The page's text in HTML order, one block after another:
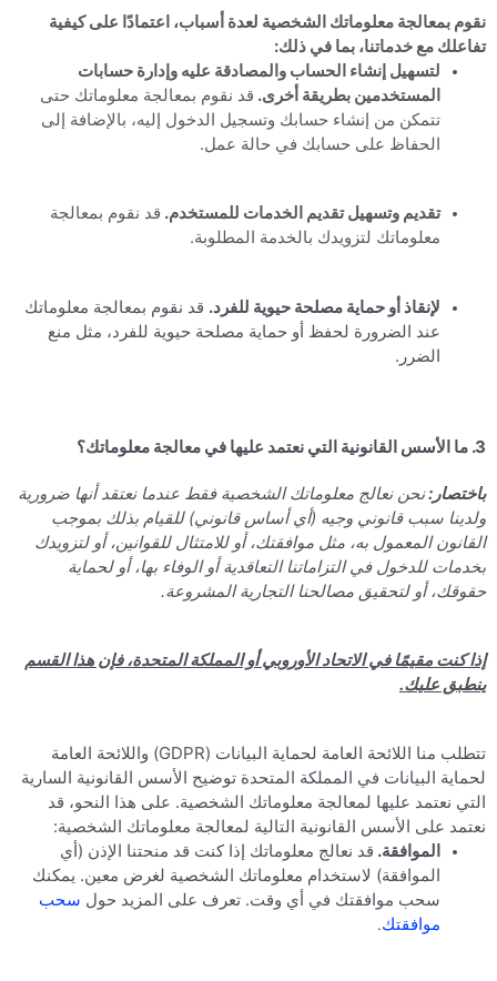
نقوم بمعالجة معلوماتك الشخصية لعدة أسباب، اعتمادًا على كيفية
تفاعلك مع خدماتنا، بما في ذلك:
لتسهيل إنشاء الحساب والمصادقة عليه وإدارة حسابات
المستخدمين بطريقة أخرى. قد نقوم بمعالجة معلوماتك حتى
تتمكن من إنشاء حسابك وتسجيل الدخول إليه، بالإضافة إلى
الحفاظ على حسابك في حالة عمل.
تقديم وتسهيل تقديم الخدمات للمستخدم. قد نقوم بمعالجة
معلوماتك لتزويدك بالخدمة المطلوبة.
لإنقاذ أو حماية مصلحة حيوية للفرد. قد نقوم بمعالجة معلوماتك
عند الضرورة لحفظ أو حماية مصلحة حيوية للفرد، مثل منع
الضرر.
3. ما الأسس القانونية التي نعتمد عليها في معالجة معلوماتك؟
باختصار:نحن نعالج معلوماتك الشخصية فقط عندما نعتقد أنها ضرورية
ولدينا سبب قانوني وجيه (أي أساس قانوني) للقيام بذلك بموجب
القانون المعمول به، مثل موافقتك، أو للامتثال للقوانين، أو لتزويدك
بخدمات للدخول في التزاماتنا التعاقدية أو الوفاء بها، أو لحماية
حقوقك، أو لتحقيق مصالحنا التجارية المشروعة.
إذا كنت مقيمًا في الاتحاد الأوروبي أو المملكة المتحدة، فإن هذا القسم
ينطبق عليك.
تتطلب منا اللائحة العامة لحماية البيانات (GDPR) واللائحة العامة
لحماية البيانات في المملكة المتحدة توضيح الأسس القانونية السارية
التي نعتمد عليها لمعالجة معلوماتك الشخصية. على هذا النحو، قد
نعتمد على الأسس القانونية التالية لمعالجة معلوماتك الشخصية:
الموافقة. قد نعالج معلوماتك إذا كنت قد منحتنا الإذن (أي
الموافقة) لاستخدام معلوماتك الشخصية لغرض معين. يمكنك
سحب موافقتك في أي وقت. تعرف على المزيد حول سحب
موافقتك.